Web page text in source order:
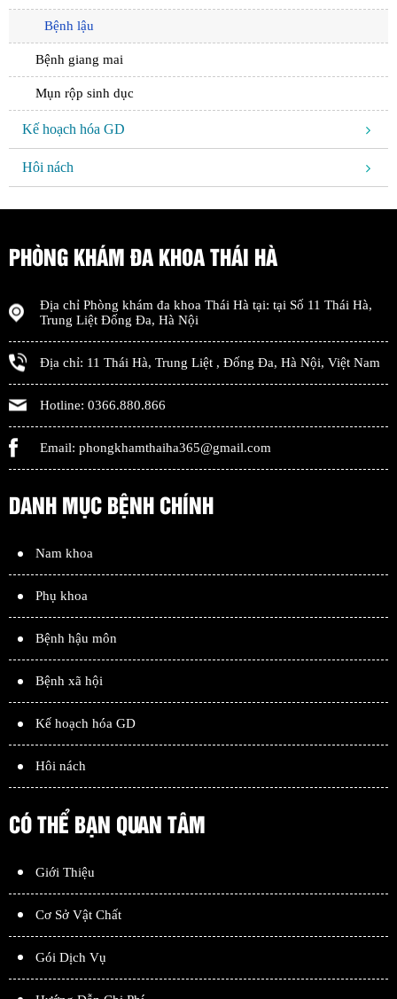
Bệnh lậu
Bệnh giang mai
Mụn rộp sinh dục
Kế hoạch hóa GD
Hôi nách
PHÒNG KHÁM ĐA KHOA THÁI HÀ
Địa chỉ Phòng khám đa khoa Thái Hà tại: tại Số 11 Thái Hà,
Trung Liệt Đống Đa, Hà Nội
Địa chỉ: 11 Thái Hà, Trung Liệt , Đống Đa, Hà Nội, Việt Nam
Hotline: 0366.880.866
Email: phongkhamthaiha365@gmail.com
DANH MỤC BỆNH CHÍNH
Nam khoa
Phụ khoa
Bệnh hậu môn
Bệnh xã hội
Kế hoạch hóa GD
Hôi nách
CÓ THỂ BẠN QUAN TÂM
Giới Thiệu
Cơ Sở Vật Chất
Gói Dịch Vụ